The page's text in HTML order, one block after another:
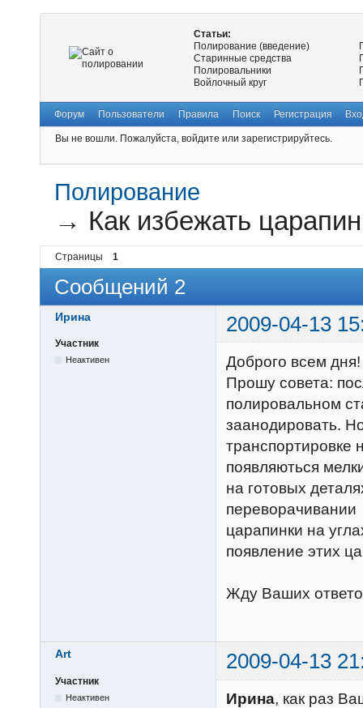
Статьи:
Полирование (введение)
Старинные средства
Полировальники
Войлочный круг
Форум Пользователи Правила Поиск Регистрация
Вы не вошли. Пожалуйста, войдите или зарегистрируйтесь.
Полирование
→ Как избежать
Страницы 1
Сообщений 2
Ирина 2009-04-13
Участник
Неактивен
Доброго всем дня!
Прошу совета:
полировальном
заанодировать.
транспортировке
появляються
на готовых
царапинки на
появление этих
Жду Ваших
Art 2009-04-13
Участник
Неактивен Ирина, как раз